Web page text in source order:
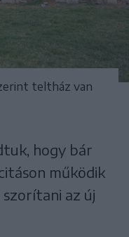
teltház van
hogy bár
működik
az új